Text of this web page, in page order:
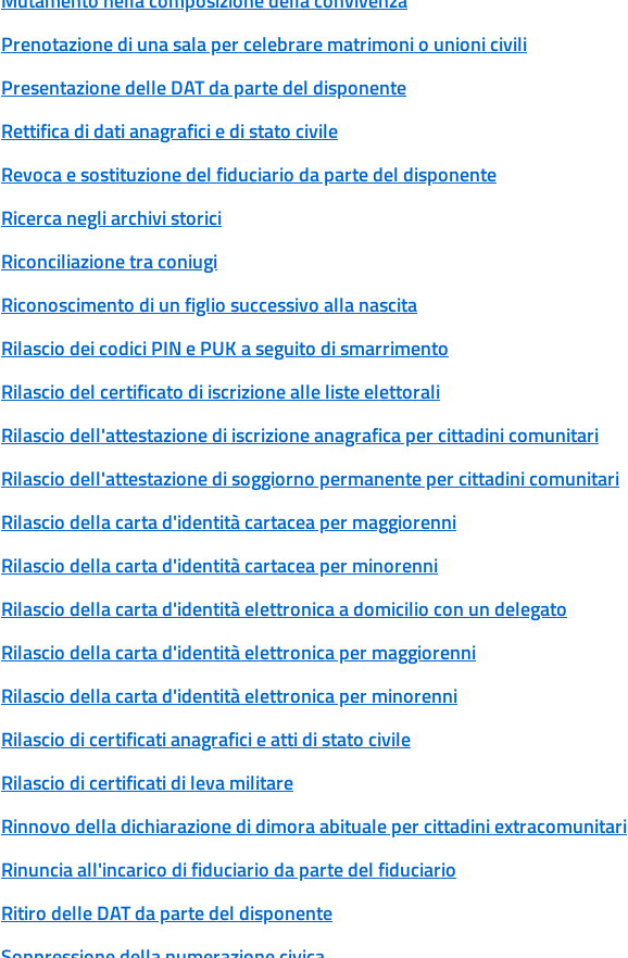
Prenotazione di una sala per celebrare matrimoni o unioni civili
Presentazione delle DAT da parte del disponente
Rettifica di dati anagrafici e di stato civile
Revoca e sostituzione del fiduciario da parte del disponente
Ricerca negli archivi storici
Riconciliazione tra coniugi
Riconoscimento di un figlio successivo alla nascita
Rilascio dei codici PIN e PUK a seguito di smarrimento
Rilascio del certificato di iscrizione alle liste elettorali
Rilascio dell'attestazione di iscrizione anagrafica per cittadini comunitari
Rilascio dell'attestazione di soggiorno permanente per cittadini comunitari
Rilascio della carta d'identità cartacea per maggiorenni
Rilascio della carta d'identità cartacea per minorenni
Rilascio della carta d'identità elettronica a domicilio con un delegato
Rilascio della carta d'identità elettronica per maggiorenni
Rilascio della carta d'identità elettronica per minorenni
Rilascio di certificati anagrafici e atti di stato civile
Rilascio di certificati di leva militare
Rinnovo della dichiarazione di dimora abituale per cittadini extracomunitari
Rinuncia all'incarico di fiduciario da parte del fiduciario
Ritiro delle DAT da parte del disponente